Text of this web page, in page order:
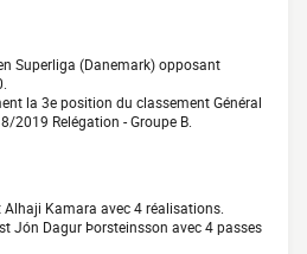
Superliga (Danemark) opposant
la 3e position du classement Général
2019 Relégation - Groupe B.
Kamara avec 4 réalisations.
Jón Dagur Þorsteinsson avec 4 passes